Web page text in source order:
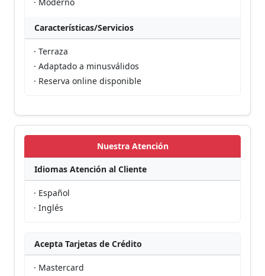
Características/Servicios
· Terraza
· Adaptado a minusválidos
· Reserva online disponible
Nuestra Atención
Idiomas Atención al Cliente
· Español
· Inglés
Acepta Tarjetas de Crédito
· Mastercard